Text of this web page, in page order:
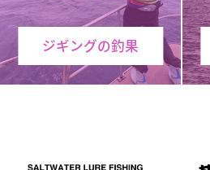
ジギングの釣果